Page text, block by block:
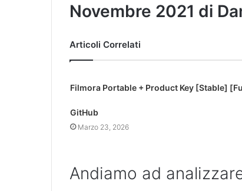
Novembre 2021 di
Articoli Correlati
Filmora Portable + Product Key [Stable]
GitHub
Marzo 23, 2026
Andiamo ad